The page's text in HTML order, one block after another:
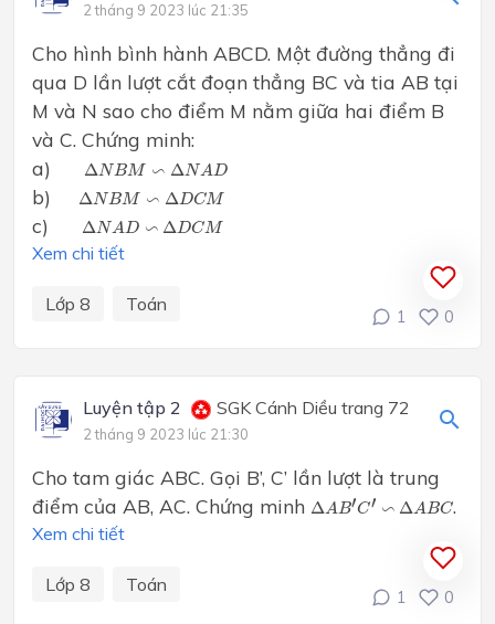
2 tháng 9 2023 lúc 21:35
Cho hình bình hành ABCD. Một đường thẳng đi
qua D lần lượt cắt đoạn thẳng BC và tia AB tại
M và N sao cho điểm M nằm giữa hai điểm B
và C. Chứng minh:
a)
ΔNBM ∽ ΔNAD
Δ NBM∽ NAD
b) ΔNBM ∽ ΔDCM
Δ NBM∽ DCM
c) ΔNAD ∽ ΔDCM
Δ NAD∽ D CM
Xem chi tiết
Lớp 8 Toán
1 0
Luyện tập 2 SGK Cánh Diều trang 72
2 tháng 9 2023 lúc 21:30
Cho tam giác ABC. Gọi B’, C’ lần lượt là trung
điểm của AB, AC. Chứng minh ΔAB′C′ ∽ ΔABC
Δ A B′C′∽ A C .
Xem chi tiết
Lớp 8 Toán
1 0